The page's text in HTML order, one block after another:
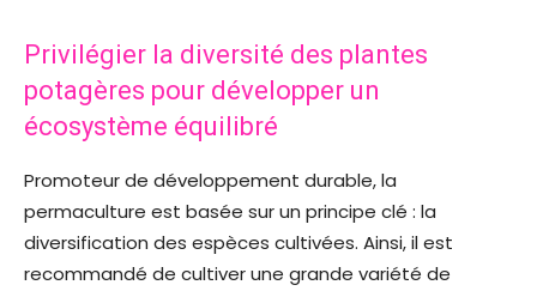
Privilégier la diversité des plantes
potagères pour développer un
écosystème équilibré
Promoteur de développement durable, la
permaculture est basée sur un principe clé : la
diversification des espèces cultivées. Ainsi, il est
recommandé de cultiver une grande variété de